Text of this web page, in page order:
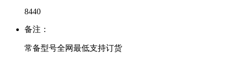
8440
备注：
常备型号全网最低支持订货